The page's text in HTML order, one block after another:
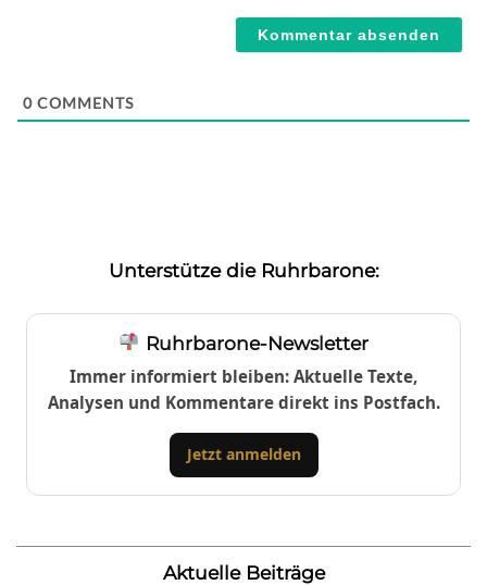
0 COMMENTS
Unterstütze die Ruhrbarone:
Ruhrbarone-Newsletter
Immer informiert bleiben: Aktuelle Texte,
Analysen und Kommentare direkt ins Postfach.
Jetzt anmelden
Aktuelle Beiträge